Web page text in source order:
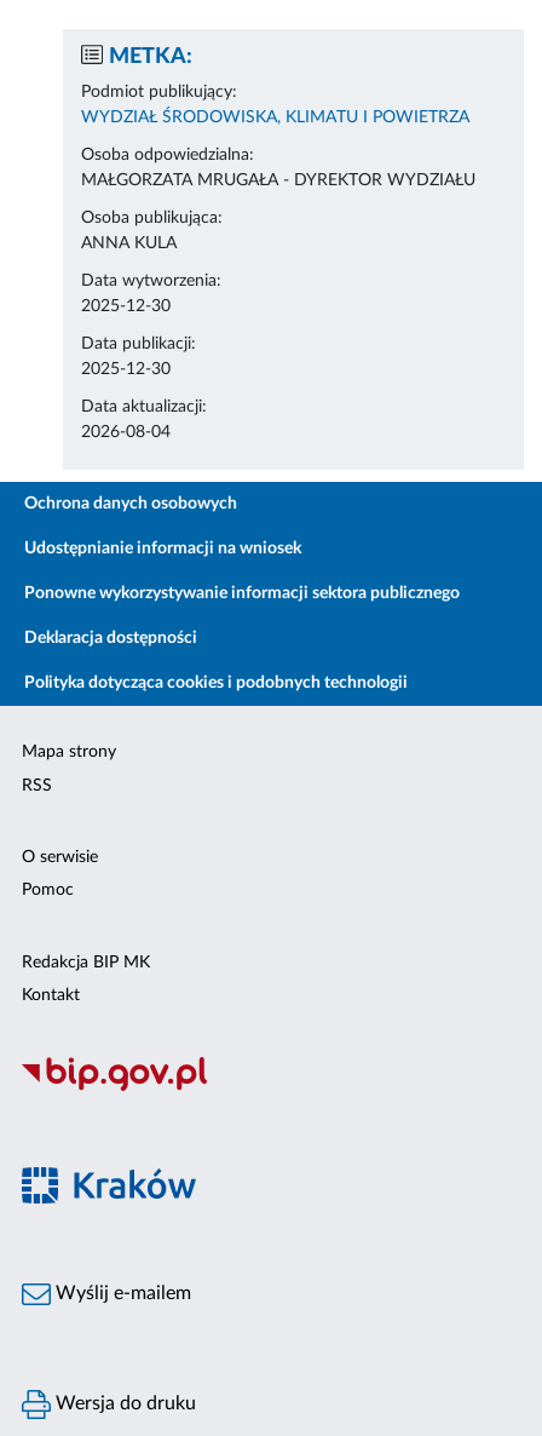
METKA:
Podmiot publikujący:
WYDZIAŁ ŚRODOWISKA, KLIMATU I POWIETRZA
Osoba odpowiedzialna:
MAŁGORZATA MRUGAŁA - DYREKTOR WYDZIAŁU
Osoba publikująca:
ANNA KULA
Data wytworzenia:
2025-12-30
Data publikacji:
2025-12-30
Data aktualizacji:
2026-08-04
Ochrona danych osobowych
Udostępnianie informacji na wniosek
Ponowne wykorzystywanie informacji sektora publicznego
Deklaracja dostępności
Polityka dotycząca cookies i podobnych technologii
Mapa strony
RSS
O serwisie
Pomoc
Redakcja BIP MK
Kontakt
Wyślij e-mailem
Wersja do druku